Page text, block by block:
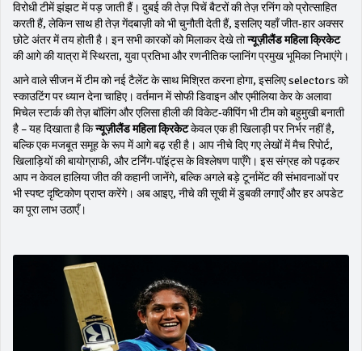
विरोधी टीमें झंझट में पड़ जाती हैं। दुबई की तेज़ पिचें बैटरों की तेज़ रनिंग को प्रोत्साहित
करती हैं, लेकिन साथ ही तेज़ गेंदबाज़ी को भी चुनौती देती हैं, इसलिए यहाँ जीत‑हार अक्सर
छोटे अंतर में तय होती है। इन सभी कारकों को मिलाकर देखे तोन्यूज़ीलैंड महिला क्रिकेट
की आगे की यात्रा में स्थिरता, युवा प्रतिभा और रणनीतिक प्लानिंग प्रमुख भूमिका निभाएंगे।
आने वाले सीजन में टीम को नई टैलेंट के साथ मिश्रित करना होगा, इसलिए selectors को
स्काउटिंग पर ध्यान देना चाहिए। वर्तमान में सोफी डिवाइन और एमीलिया केर के अलावा
मिचेल स्टार्क की तेज़ बॉलिंग और एलिसा हीली की विकेट‑कीपिंग भी टीम को बहुमुखी बनाती
है – यह दिखाता है किन्यूज़ीलैंड महिला क्रिकेटकेवल एक ही खिलाड़ी पर निर्भर नहीं है,
बल्कि एक मजबूत समूह के रूप में आगे बढ़ रही है। आप नीचे दिए गए लेखों में मैच रिपोर्ट,
खिलाड़ियों की बायोग्राफी, और टर्निंग‑पॉइंट्स के विश्लेषण पाएँगे। इस संग्रह को पढ़कर
आप न केवल हालिया जीत की कहानी जानेंगे, बल्कि अगले बड़े टूर्नामेंट की संभावनाओं पर
भी स्पष्ट दृष्टिकोण प्राप्त करेंगे। अब आइए, नीचे की सूची में डुबकी लगाएँ और हर अपडेट
का पूरा लाभ उठाएँ।